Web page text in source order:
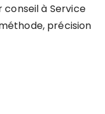
à Service
précision